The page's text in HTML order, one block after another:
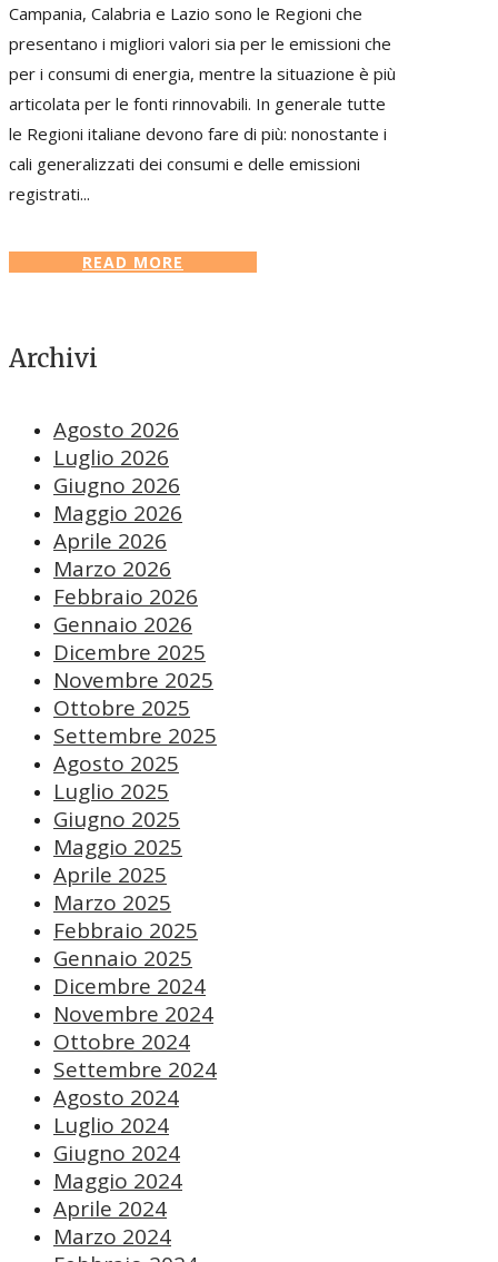
Campania, Calabria e Lazio sono le Regioni che
presentano i migliori valori sia per le emissioni che
per i consumi di energia, mentre la situazione è più
articolata per le fonti rinnovabili. In generale tutte
le Regioni italiane devono fare di più: nonostante i
cali generalizzati dei consumi e delle emissioni
registrati...
READ MORE
Archivi
Agosto 2026
Luglio 2026
Giugno 2026
Maggio 2026
Aprile 2026
Marzo 2026
Febbraio 2026
Gennaio 2026
Dicembre 2025
Novembre 2025
Ottobre 2025
Settembre 2025
Agosto 2025
Luglio 2025
Giugno 2025
Maggio 2025
Aprile 2025
Marzo 2025
Febbraio 2025
Gennaio 2025
Dicembre 2024
Novembre 2024
Ottobre 2024
Settembre 2024
Agosto 2024
Luglio 2024
Giugno 2024
Maggio 2024
Aprile 2024
Marzo 2024